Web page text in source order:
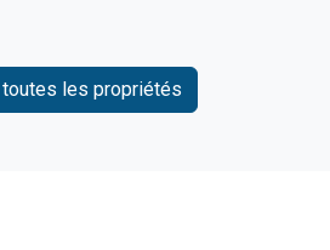
les propriétés